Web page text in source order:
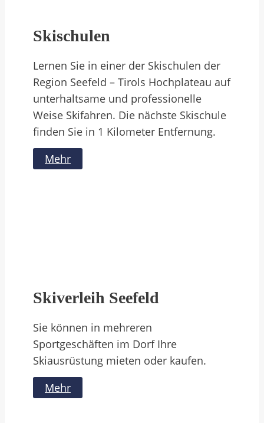
Skischulen
Lernen Sie in einer der Skischulen der
Region Seefeld – Tirols Hochplateau auf
unterhaltsame und professionelle
Weise Skifahren. Die nächste Skischule
finden Sie in 1 Kilometer Entfernung.
Mehr
Skiverleih Seefeld
Sie können in mehreren
Sportgeschäften im Dorf Ihre
Skiausrüstung mieten oder kaufen.
Mehr